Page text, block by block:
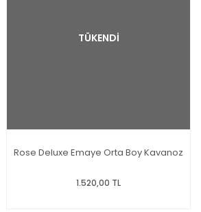
TÜKENDİ
Rose Deluxe Emaye Orta Boy Kavanoz
1.520,00 TL